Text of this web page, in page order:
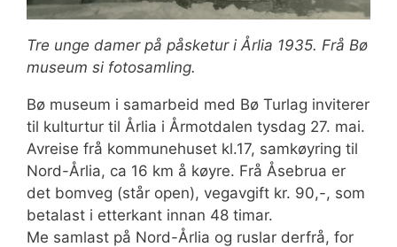
Tre unge damer på påsketur i Årlia 1935. Frå Bø
museum si fotosamling.
Bø museum i samarbeid med Bø Turlag inviterer
til kulturtur til Årlia i Årmotdalen tysdag 27. mai.
Avreise frå kommunehuset kl.17, samkøyring til
Nord-Årlia, ca 16 km å køyre. Frå Åsebrua er
det bomveg (står open), vegavgift kr. 90,-, som
betalast i etterkant innan 48 timar.
Me samlast på Nord-Årlia og ruslar derfrå, for